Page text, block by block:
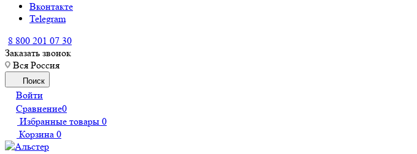
Вконтакте
Telegram
8 800 201 07 30
Заказать звонок
Вся Россия
Поиск
Войти
Сравнение0
Избранные товары 0
Корзина 0